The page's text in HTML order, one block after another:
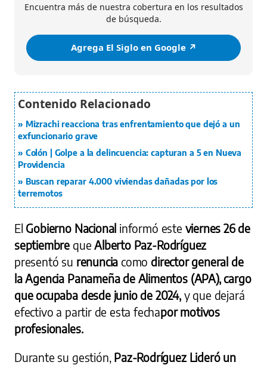
Encuentra más de nuestra cobertura en los resultados
de búsqueda.
Agrega El Siglo en Google ↗️
Mizrachi reacciona tras enfrentamiento que dejó a un
exfuncionario grave
Colón | Golpe a la delincuencia: capturan a 5 en Nueva
Providencia
Buscan reparar 4.000 viviendas dañadas por los
terremotos
El Gobierno Nacional informó este viernes 26 de
septiembre que Alberto Paz-Rodríguez
presentó su renuncia como director general de
la Agencia Panameña de Alimentos (APA), cargo
que ocupaba desde junio de 2024, y que dejará
efectivo a partir de esta fechapor motivos
profesionales.
Durante su gestión, Paz-Rodríguez Lideró un